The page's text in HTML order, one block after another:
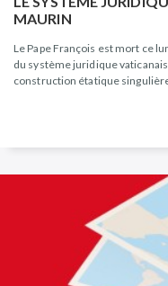
MAURIN
Le Pape François est mort ce
du système juridique
construction étatique singulière